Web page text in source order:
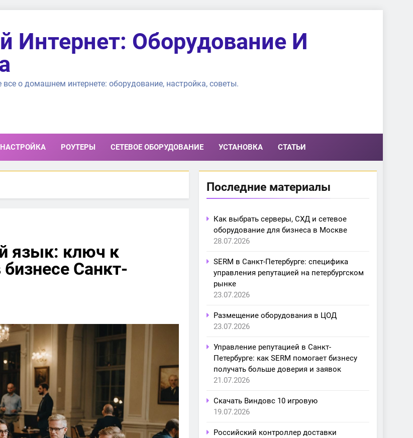
Интернет: Оборудование И
о домашнем интернете: оборудование, настройка, советы.
НАСТРОЙКА РОУТЕРЫ СЕТЕВОЕ ОБОРУДОВАНИЕ УСТАНОВКА СТАТЬИ
язык: ключ к
Санкт-
Последние материалы
Как выбрать серверы, СХД и сетевое
оборудование для бизнеса в Москве
28.07.2026
SERM в Санкт-Петербурге: специфика
управления репутацией на петербургском
рынке
23.07.2026
Размещение оборудования в ЦОД
23.07.2026
Управление репутацией в Санкт-
Петербурге: как SERM помогает бизнесу
получать больше доверия и заявок
21.07.2026
Скачать Виндовс 10 игровую
19.07.2026
Российский контроллер доставки